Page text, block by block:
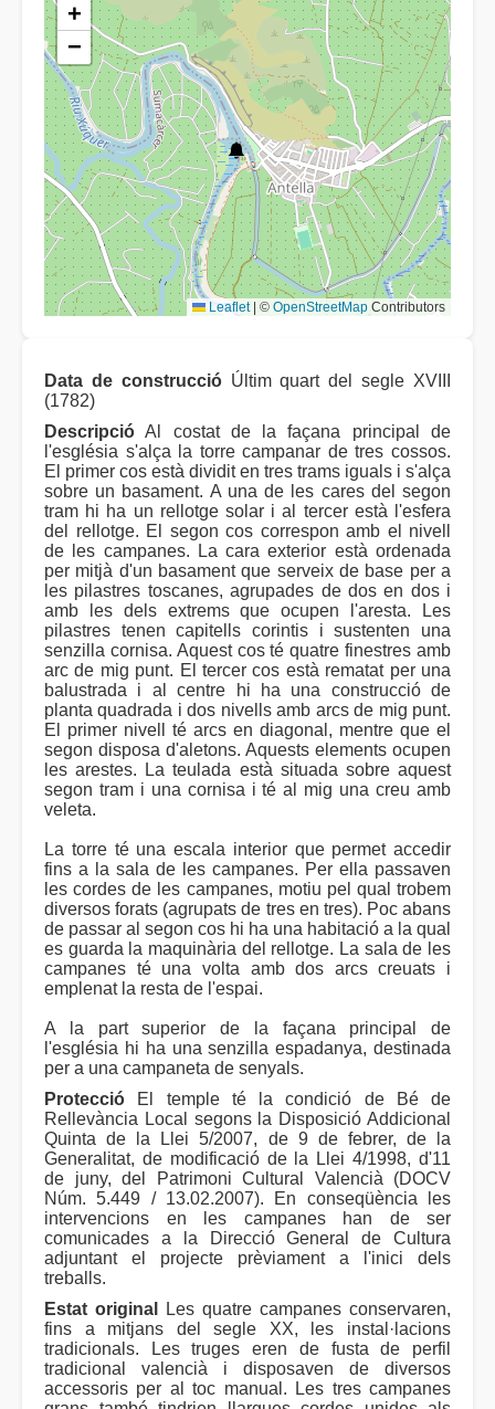
+
−
Leaflet © OpenStreetMap Contributors
Data de construccióÚltim quart del segle XVIII
(1782)
Descripció Al costat de la façana principal de
l'església s'alça la torre campanar de tres cossos.
El primer cos està dividit en tres trams iguals i s'alça
sobre un basament. A una de les cares del segon
tram hi ha un rellotge solar i al tercer està l'esfera
del rellotge. El segon cos correspon amb el nivell
de les campanes. La cara exterior està ordenada
per mitjà d'un basament que serveix de base per a
les pilastres toscanes, agrupades de dos en dos i
amb les dels extrems que ocupen l'aresta. Les
pilastres tenen capitells corintis i sustenten una
senzilla cornisa. Aquest cos té quatre finestres amb
arc de mig punt. El tercer cos està rematat per una
balustrada i al centre hi ha una construcció de
planta quadrada i dos nivells amb arcs de mig punt.
El primer nivell té arcs en diagonal, mentre que el
segon disposa d'aletons. Aquests elements ocupen
les arestes. La teulada està situada sobre aquest
segon tram i una cornisa i té al mig una creu amb
veleta.
La torre té una escala interior que permet accedir
fins a la sala de les campanes. Per ella passaven
les cordes de les campanes, motiu pel qual trobem
diversos forats (agrupats de tres en tres). Poc abans
de passar al segon cos hi ha una habitació a la qual
es guarda la maquinària del rellotge. La sala de les
campanes té una volta amb dos arcs creuats i
emplenat la resta de l'espai.
A la part superior de la façana principal de
l'església hi ha una senzilla espadanya, destinada
per a una campaneta de senyals.
Protecció El temple té la condició de Bé de
Rellevància Local segons la Disposició Addicional
Quinta de la Llei 5/2007, de 9 de febrer, de la
Generalitat, de modificació de la Llei 4/1998, d'11
de juny, del Patrimoni Cultural Valencià (DOCV
Núm. 5.449 / 13.02.2007). En conseqüència les
intervencions en les campanes han de ser
comunicades a la Direcció General de Cultura
adjuntant el projecte prèviament a l'inici dels
treballs.
Estat original
Les quatre campanes conservaren,
fins a mitjans del segle XX, les instal·lacions
tradicionals. Les truges eren de fusta de perfil
tradicional valencià i disposaven de diversos
accessoris per al toc manual. Les tres campanes